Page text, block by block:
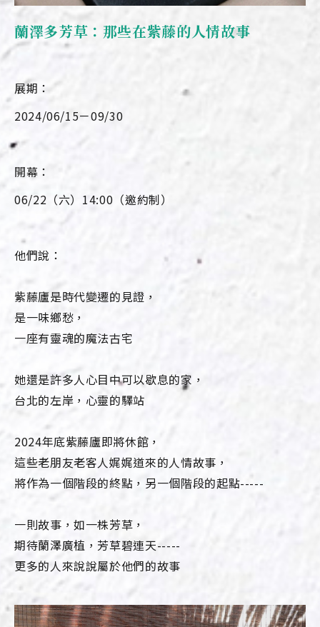
蘭澤多芳草：那些在紫藤的人情故事
展期：
2024/06/15－09/30
開幕：
06/22（六）14:00（邀約制）
他們說：
紫藤廬是時代變遷的見證，
是一味鄉愁，
一座有靈魂的魔法古宅
她還是許多人心目中可以歇息的家，
台北的左岸，心靈的驛站
2024年底紫藤廬即將休館，
這些老朋友老客人娓娓道來的人情故事，
將作為一個階段的終點，另一個階段的起點-----
一則故事，如一株芳草，
期待蘭澤廣植，芳草碧連天-----
更多的人來說說屬於他們的故事